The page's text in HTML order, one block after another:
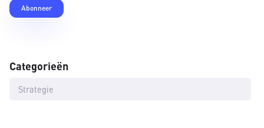
Categorieën
Strategie